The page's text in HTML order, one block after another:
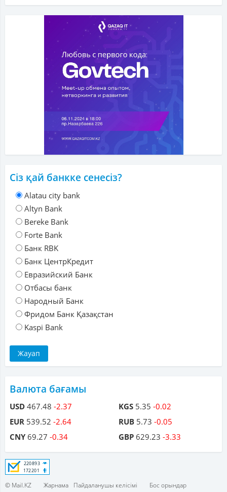
Сіз қай банкке сенесіз?
Alatau city bank
Altyn Bank
Bereke Bank
Forte Bank
Банк RBK
Банк ЦентрКредит
Евразийский Банк
Отбасы банк
Народный Банк
Фридом Банк Қазақстан
Kaspi Bank
Валюта бағамы
USD 467.48 -2.37
EUR 539.52 -2.64
CNY69.27 -0.34
KGS 5.35 -0.02
RUB 5.73 -0.05
GBP 629.23 -3.33
© Mail.KZ Жарнама Пайдаланушы келісімі Бос орындар